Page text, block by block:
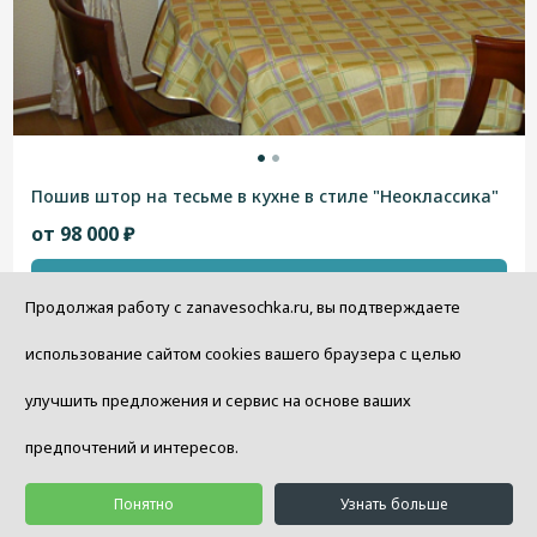
Пошив штор на тесьме в кухне в стиле "Неоклассика"
от 98 000 ₽
Продолжая работу с zanavesochka.ru, вы подтверждаете
использование сайтом cookies вашего браузера с целью
улучшить предложения и сервис на основе ваших
предпочтений и интересов.
Понятно Узнать больше